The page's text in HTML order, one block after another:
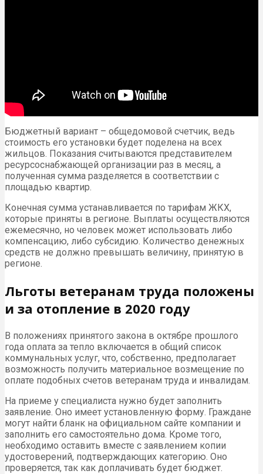
Бюджетный вариант – общедомовой счетчик, ведь
стоимость его установки будет поделена на всех
жильцов. Показания считываются представителем
ресурсоснабжающей организации раз в месяц, а
полученная сумма разделяется в соответствии с
площадью квартир.
Конечная сумма устанавливается по тарифам ЖКХ,
которые приняты в регионе. Выплаты осуществляются
ежемесячно, но человек может использовать либо
компенсацию, либо субсидию. Количество денежных
средств не должно превышать величину, принятую в
регионе.
Льготы ветеранам труда положены
и за отопление в 2020 году
В положениях принятого закона в октябре прошлого
года оплата за тепло включается в общий список
коммунальных услуг, что, собственно, предполагает
возможность получить материальное возмещение по
оплате подобных счетов ветеранам труда и инвалидам.
На приеме у специалиста нужно будет заполнить
заявление. Оно имеет установленную форму. Граждане
могут найти бланк на официальном сайте компании и
заполнить его самостоятельно дома. Кроме того,
необходимо оставить вместе с заявлением копии
удостоверений, подтверждающих категорию. Оно
проверяется, так как доплачивать будет бюджет.